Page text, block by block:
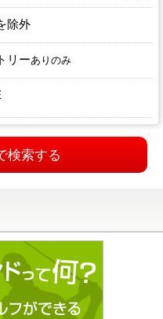
除外
リーありのみ
検索する